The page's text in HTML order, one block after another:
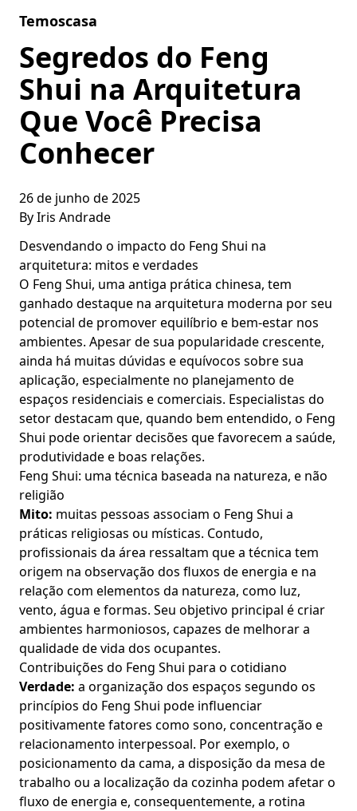
Temoscasa
Segredos do Feng
Shui na Arquitetura
Que Você Precisa
Conhecer
26 de junho de 2025
ByIris Andrade
Desvendando o impacto do Feng Shui na
arquitetura: mitos e verdades
O Feng Shui, uma antiga prática chinesa, tem
ganhado destaque na arquitetura moderna por seu
potencial de promover equilíbrio e bem-estar nos
ambientes. Apesar de sua popularidade crescente,
ainda há muitas dúvidas e equívocos sobre sua
aplicação, especialmente no planejamento de
espaços residenciais e comerciais. Especialistas do
setor destacam que, quando bem entendido, o Feng
Shui pode orientar decisões que favorecem a saúde,
produtividade e boas relações.
Feng Shui: uma técnica baseada na natureza, e não
religião
Mito: muitas pessoas associam o Feng Shui a
práticas religiosas ou místicas. Contudo,
profissionais da área ressaltam que a técnica tem
origem na observação dos fluxos de energia e na
relação com elementos da natureza, como luz,
vento, água e formas. Seu objetivo principal é criar
ambientes harmoniosos, capazes de melhorar a
qualidade de vida dos ocupantes.
Contribuições do Feng Shui para o cotidiano
Verdade: a organização dos espaços segundo os
princípios do Feng Shui pode influenciar
positivamente fatores como sono, concentração e
relacionamento interpessoal. Por exemplo, o
posicionamento da cama, a disposição da mesa de
trabalho ou a localização da cozinha podem afetar o
fluxo de energia e, consequentemente, a rotina